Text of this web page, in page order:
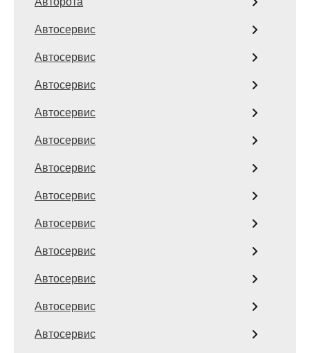
Автосервис
Автосервис
Автосервис
Автосервис
Автосервис
Автосервис
Автосервис
Автосервис
Автосервис
Автосервис
Автосервис
Автосервис